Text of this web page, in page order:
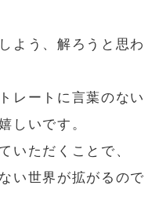
よう、解ろうと思わ
レートに言葉のない
しいです。
いただくことで、
い世界が拡がるので